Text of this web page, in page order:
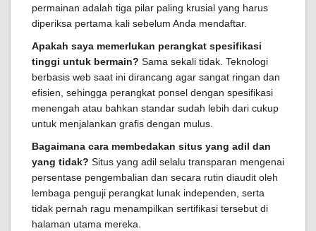
permainan adalah tiga pilar paling krusial yang harus
diperiksa pertama kali sebelum Anda mendaftar.
Apakah saya memerlukan perangkat spesifikasi
tinggi untuk bermain? Sama sekali tidak. Teknologi
berbasis web saat ini dirancang agar sangat ringan dan
efisien, sehingga perangkat ponsel dengan spesifikasi
menengah atau bahkan standar sudah lebih dari cukup
untuk menjalankan grafis dengan mulus.
Bagaimana cara membedakan situs yang adil dan
yang tidak? Situs yang adil selalu transparan mengenai
persentase pengembalian dan secara rutin diaudit oleh
lembaga penguji perangkat lunak independen, serta
tidak pernah ragu menampilkan sertifikasi tersebut di
halaman utama mereka.